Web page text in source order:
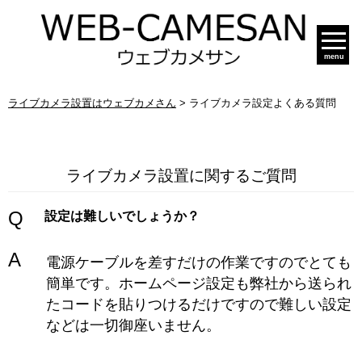
menu
ライブカメラ設置はウェブカメさん > ライブカメラ設定よくある質問
ライブカメラ設置に関するご質問
Q 設定は難しいでしょうか？
A
電源ケーブルを差すだけの作業ですのでとても
簡単です。ホームページ設定も弊社から送られ
たコードを貼りつけるだけですので難しい設定
などは一切御座いません。